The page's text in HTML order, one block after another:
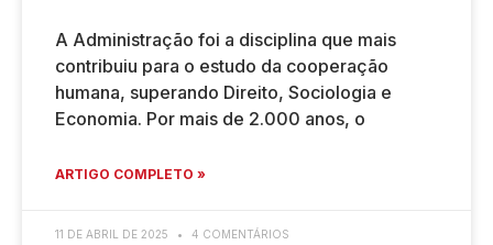
A Administração foi a disciplina que mais
contribuiu para o estudo da cooperação
humana, superando Direito, Sociologia e
Economia. Por mais de 2.000 anos, o
ARTIGO COMPLETO »
11 DE ABRIL DE 2025 4 COMENTÁRIOS